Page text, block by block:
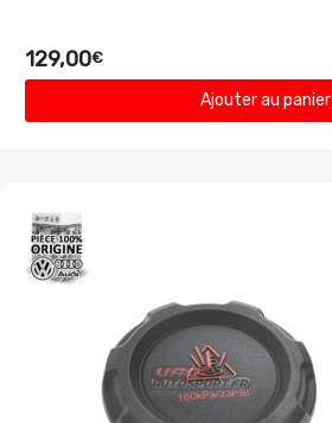
129,00€
Ajouter au panier